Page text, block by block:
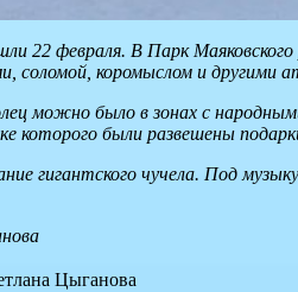
22 февраля. В Парк
соломой, коромыслом и
можно было в зонах с
которого были развешены
гигантского чучела. Под
Цыганова